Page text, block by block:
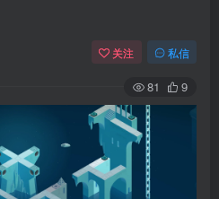
关注 私信
81 9